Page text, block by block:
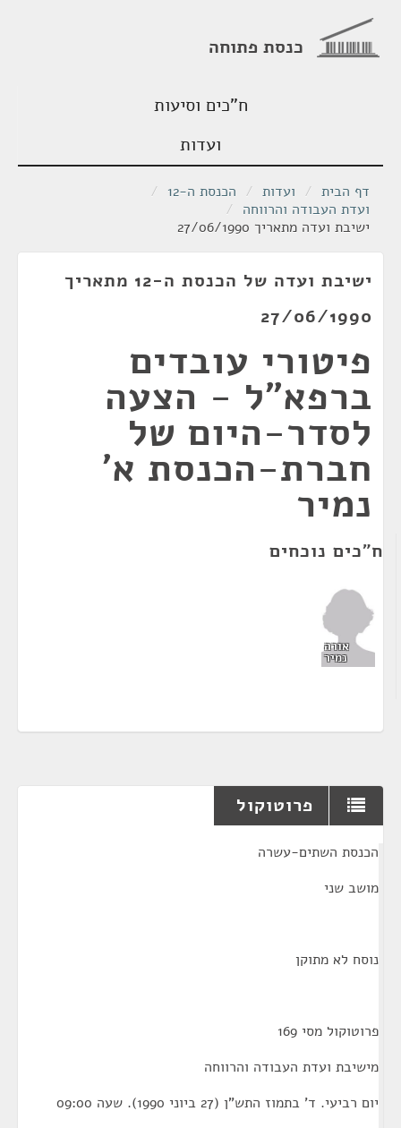
כנסת פתוחה
ח"כים וסיעות
ועדות
דף הבית / ועדות / הכנסת ה-12
/
ועדת העבודה והרווחה /
ישיבת ועדה מתאריך 27/06/1990
ישיבת ועדה של הכנסת ה-12 מתאריך
27/06/1990
פיטורי עובדים
ברפא"ל - הצעה
לסדר-היום של
חברת-הכנסת א'
נמיר
ח"כים נוכחים
אורה
נמיר
פרוטוקול
הכנסת השתים-עשרה
מושב שני
נוסח לא מתוקן
פרוטוקול מסי 169
מישיבת ועדת העבודה והרווחה
יום רביעי. ד' בתמוז התש"ן (27 ביוני 1990). שעה 09:00